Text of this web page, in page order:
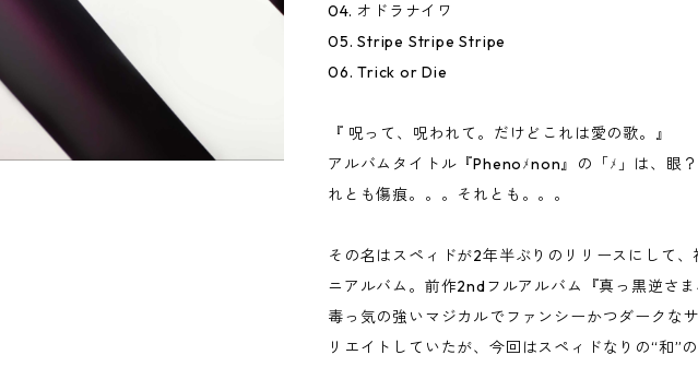
04. オドラナイワ
05. Stripe Stripe Stripe
06. Trick or Die
『 呪って、呪われて。だけどこれは愛の歌。』
アルバムタイトル『Phenoﾒnon』の「ﾒ」は、
れとも傷痕。。。それとも。。。
その名はスペィドが2年半ぶりのリリースにして、
ニアルバム。前作2ndフルアルバム『真っ黒逆さ
毒っ気の強いマジカルでファンシーかつダークな
リエイトしていたが、今回はスペィドなりの“和”